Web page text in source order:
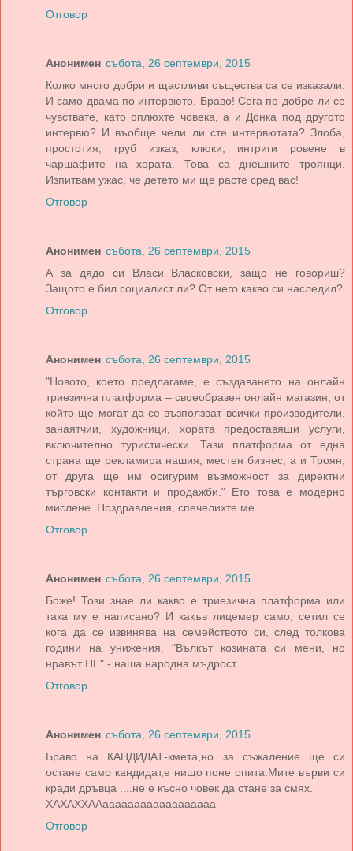
Отговор
Анонимен събота, 26 септември, 2015
Колко много добри и щастливи същества са се изказали.
И само двама по интервюто. Браво! Сега по-добре ли се
чувствате, като оплюхте човека, а и Донка под другото
интервю? И въобще чели ли сте интервютата? Злоба,
простотия, груб изказ, клюки, интриги ровене в
чаршафите на хората. Това са днешните троянци.
Изпитвам ужас, че детето ми ще расте сред вас!
Отговор
Анонимен събота, 26 септември, 2015
А за дядо си Власи Власковски, защо не говориш?
Защото е бил социалист ли? От него какво си наследил?
Отговор
Анонимен събота, 26 септември, 2015
"Новото, което предлагаме, е създаването на онлайн
триезична платформа – своеобразен онлайн магазин, от
който ще могат да се възползват всички производители,
занаятчии, художници, хората предоставящи услуги,
включително туристически. Тази платформа от една
страна ще рекламира нашия, местен бизнес, а и Троян,
от друга ще им осигурим възможност за директни
търговски контакти и продажби." Ето това е модерно
мислене. Поздравления, спечелихте ме
Отговор
Анонимен събота, 26 септември, 2015
Боже! Този знае ли какво е триезична платформа или
така му е написано? И какъв лицемер само, сетил се
кога да се извинява на семейството си, след толкова
години на унижения. "Вълкът козината си мени, но
нравът НЕ" - наша народна мъдрост
Отговор
Анонимен събота, 26 септември, 2015
Браво на КАНДИДАТ-кмета,но за съжаление ще си
остане само кандидат,е нищо поне опита.Мите върви си
кради дръвца ....не е късно човек да стане за смях.
ХАХАХХААаааааааааааааааааа
Отговор